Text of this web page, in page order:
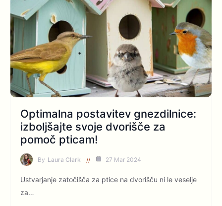
Optimalna postavitev gnezdilnice:
izboljšajte svoje dvorišče za
pomoč pticam!
By Laura Clark 27 Mar 2024
Ustvarjanje zatočišča za ptice na dvorišču ni le veselje
za…